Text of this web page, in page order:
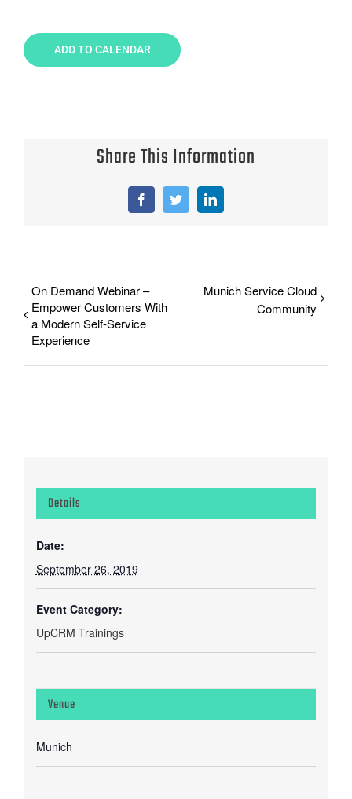
ADD TO CALENDAR
Share This Information
FacebookTwitterLinkedIn
On Demand Webinar –
Empower Customers With
a Modern Self-Service
Experience
Munich Service Cloud
Community
Details
Date:
September 26, 2019
Event Category:
UpCRM Trainings
Venue
Munich